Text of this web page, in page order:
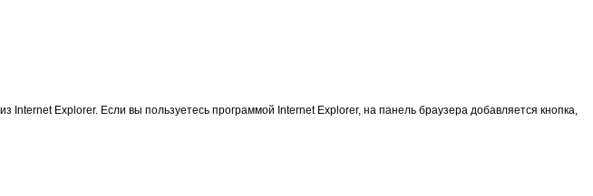
Explorer. Если вы пользуетесь программой Internet Explorer, на панель браузера добавляется кнопка,